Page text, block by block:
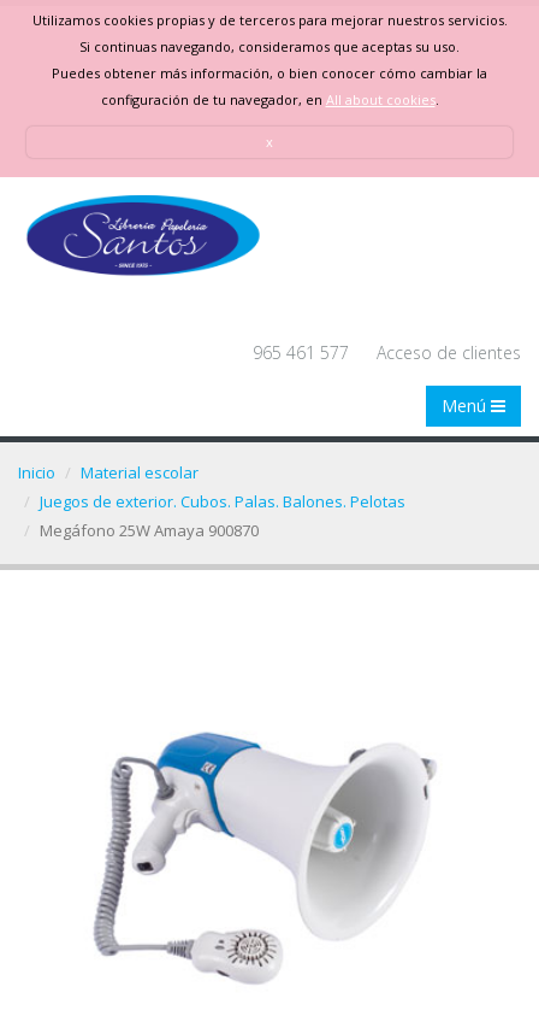
Utilizamos cookies propias y de terceros para mejorar nuestros servicios.
Si continuas navegando, consideramos que aceptas su uso.
Puedes obtener más información, o bien conocer cómo cambiar la
configuración de tu navegador, en All about cookies.
x
965 461 577 Acceso de clientes
Menú
Inicio
Material escolar
Juegos de exterior. Cubos. Palas. Balones. Pelotas
Megáfono 25W Amaya 900870